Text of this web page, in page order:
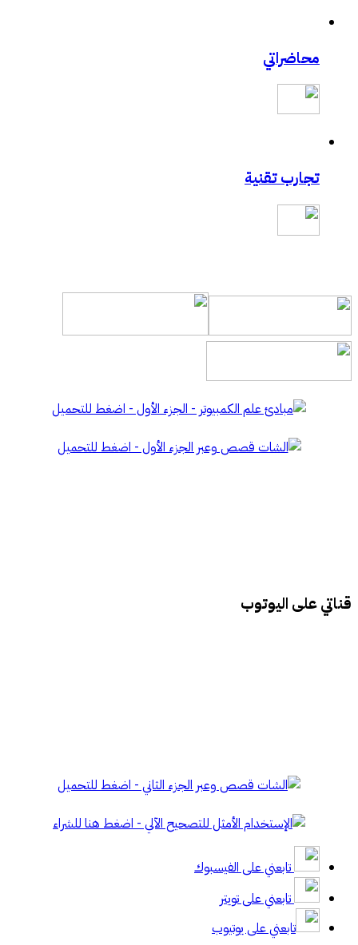
محاضراتي
تجارب تقنية
قناتي على اليوتوب
تابعني على الفيسبوك
تابعني على تويتر
تابعني على يوتيوب